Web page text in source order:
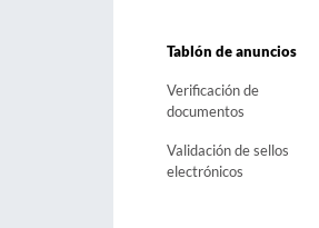
Tablón de anuncios
Verificación de
documentos
Validación de sellos
electrónicos